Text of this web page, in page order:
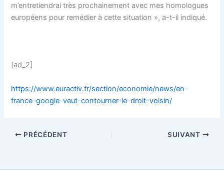
m’entretiendrai très prochainement avec mes homologues
européens pour remédier à cette situation », a-t-il indiqué.
[ad_2]
https://www.euractiv.fr/section/economie/news/en-
france-google-veut-contourner-le-droit-voisin/
PRÉCÉDENT SUIVANT